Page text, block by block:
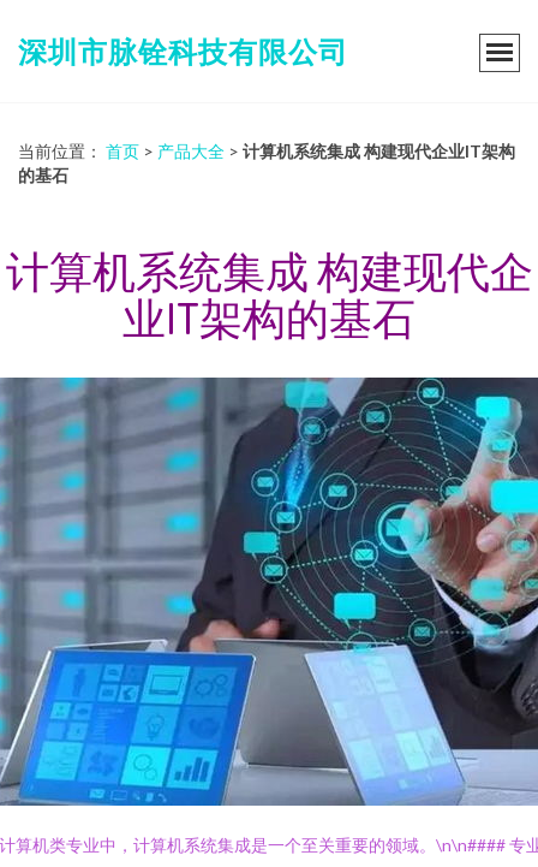
深圳市脉铨科技有限公司
当前位置： 首页 > 产品大全 > 计算机系统集成 构建现代企业IT架构
的基石
计算机系统集成 构建现代企
业IT架构的基石
算机类专业中，计算机系统集成是一个至关重要的领域。\n\n#### 专